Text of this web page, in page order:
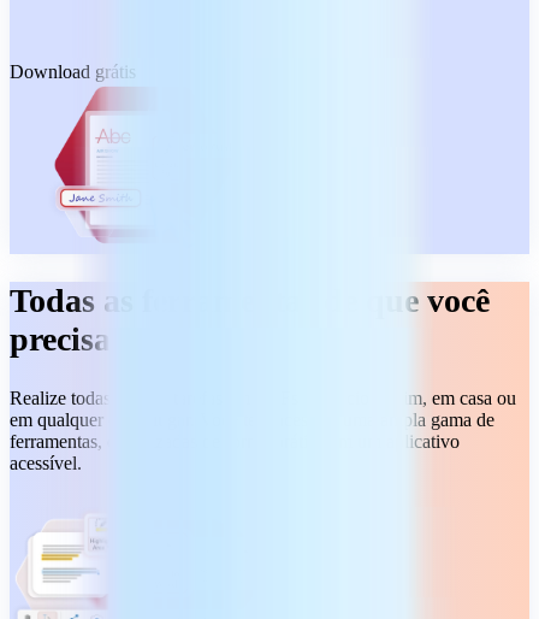
Download grátis
Todas as ferramentas de que você
precisa
Realize todas as suas tarefas em PDFs do início ao fim, em casa ou
em qualquer outro lugar. Você terá acesso a uma ampla gama de
ferramentas, organizadas de forma prática em um aplicativo
acessível.